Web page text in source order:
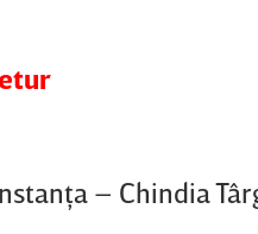
– Chindia